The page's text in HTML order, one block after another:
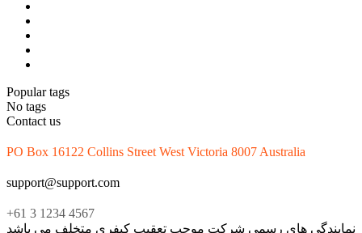
Popular tags
No tags
Contact us
PO Box 16122 Collins Street West Victoria 8007 Australia
support@support.com
+61 3 1234 4567
نمایندگی های رسمی شرکت موجب تعقیب کیفری متخلف می باشد